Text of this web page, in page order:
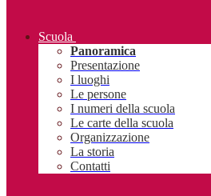
Scuola
Panoramica
Presentazione
I luoghi
Le persone
I numeri della scuola
Le carte della scuola
Organizzazione
La storia
Contatti